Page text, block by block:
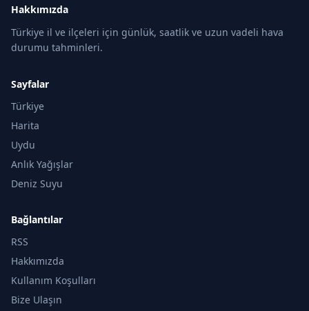
Hakkımızda
Türkiye il ve ilçeleri için günlük, saatlik ve uzun vadeli hava
durumu tahminleri.
Sayfalar
Türkiye
Harita
Uydu
Anlık Yağışlar
Deniz Suyu
Bağlantılar
RSS
Hakkımızda
Kullanım Koşulları
Bize Ulaşın